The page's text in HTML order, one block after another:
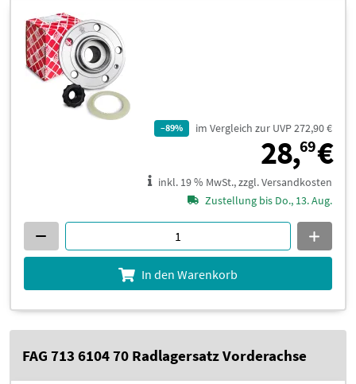
–89% im Vergleich zur UVP 272,90 €
28,69€
inkl. 19 % MwSt., zzgl. Versandkosten
Zustellung bis Do., 13. Aug.
In den Warenkorb
FAG 713 6104 70 Radlagersatz Vorderachse